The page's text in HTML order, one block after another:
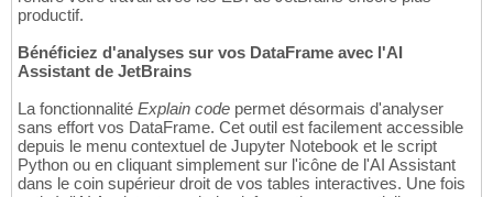
productif.
Bénéficiez d'analyses sur vos DataFrame avec l'AI
Assistant de JetBrains
La fonctionnalité Explain code permet désormais d'analyser
sans effort vos DataFrame. Cet outil est facilement accessible
depuis le menu contextuel de Jupyter Notebook et le script
Python ou en cliquant simplement sur l'icône de l'AI Assistant
dans le coin supérieur droit de vos tables interactives. Une fois